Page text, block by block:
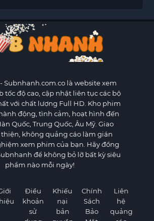
- Subnhanh.com.co là website xem
tốc độ cao, cập nhật liên tục các bộ
với chất lượng Full HD. Kho phim
động, tình cảm, hoạt hình đến
Quốc, Trung Quốc, Âu Mỹ. Giao
không quảng cáo làm gián
xem phim của bạn. Hãy đồng
để không bỏ lỡ bất kỳ siêu
phẩm nào mỗi ngày!
Điều
khoản
sử
Khiếu
nại
bản
Chính
Sách
Bảo
Liên
hệ
quảng